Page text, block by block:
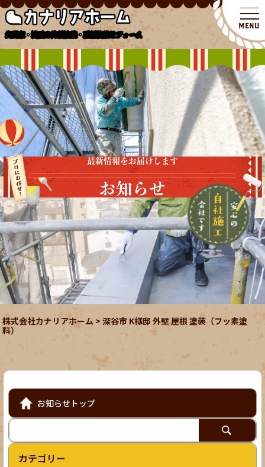
北関東・埼玉の外壁塗装・屋根塗装リフォーム
最新情報をお届けします
お知らせ
株式会社カナリアホーム >深谷市 K様邸 外壁 屋根 塗装（フッ素塗
料）
お知らせトップ
カテゴリー